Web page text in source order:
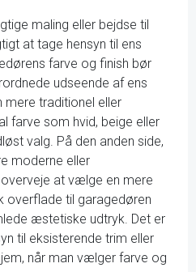
maling eller bejdse til
at tage hensyn til ens
farve og finish bør
udseende af ens
mere traditionel eller
farve som hvid, beige eller
valg. På den anden side,
moderne eller
at vælge en mere
overflade til garagedøren
æstetiske udtryk. Det er
til eksisterende trim eller
når man vælger farve og